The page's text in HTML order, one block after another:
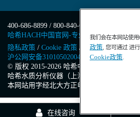
400-686-8899 / 800-840-6026
哈希HACH中国官网-专业水质分析仪器
隐私政策 / Cookie 政策 / Cookie 设置/沪
沪公网安备31010502004971号/沪(浦)应急
© 版权 2015-2026 哈希中国版权所有
哈希水质分析仪器（上海）有限公司
本网站用字经北大方正电子有限公司授权许
在线咨询
我们会在本网站使
政策, 您可通过 进
Cookie政策.